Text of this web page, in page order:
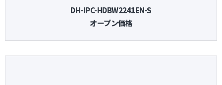
DH-IPC-HDBW2241EN-S
オープン価格